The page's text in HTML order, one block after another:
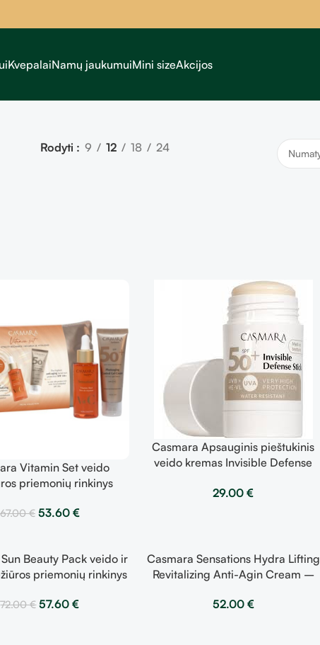
KvepalaiNamų jaukumuiMini sizeAkcijos
Rodyti 9 12 18 24
Vitamin Set veido
priemonių rinkinys
67.00€ 53.60 €
Casmara Apsauginis pieštukinis
veido kremas Invisible Defense
29.00€
Beauty Pack veido ir
priemonių rinkinys
Lotion
72.00€ 57.60€
Casmara Sensations Hydra Lifting
Revitalizing Anti-Agin Cream –
kremas, brandžiai odai 50 ml
52.00 €